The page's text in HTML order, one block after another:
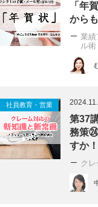
「年
から
業績
ル術
社員教育・営業
第37
務策
すか！
ク